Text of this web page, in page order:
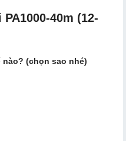
40m (12-
nào? (chọn sao nhé)